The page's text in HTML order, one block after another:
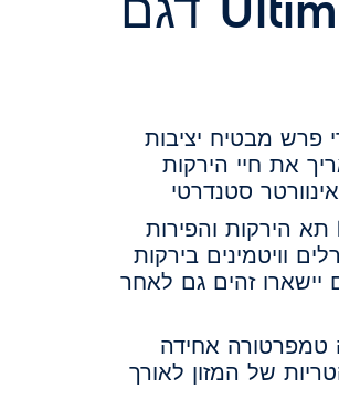
פרש מבטיח יציבות
את חיי הירקות
תא הירקות והפירות
וויטמינים בירקות
יישארו זהים גם לאחר
טמפרטורה אחידה
של המזון לאורך